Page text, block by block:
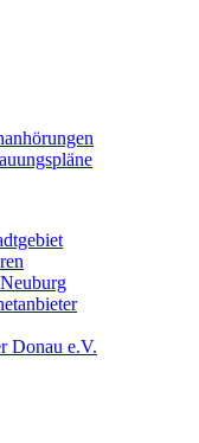
Donau e.V.